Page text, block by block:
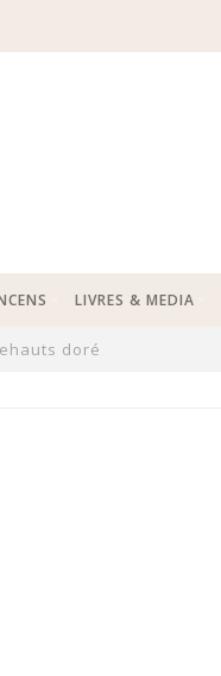
LIVRES & MEDIA
doré